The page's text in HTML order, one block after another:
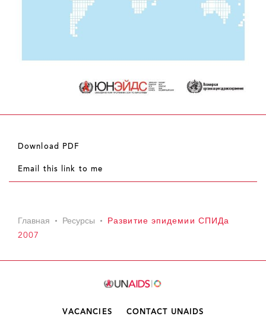
Download PDF
Email this link to me
Главная Ресурсы
Развитие эпидемии СПИДа
2007
VACANCIES CONTACT UNAIDS